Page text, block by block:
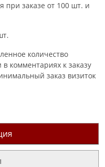
при заказе от 100 шт. и
количество
комментариях к заказу
заказ визиток